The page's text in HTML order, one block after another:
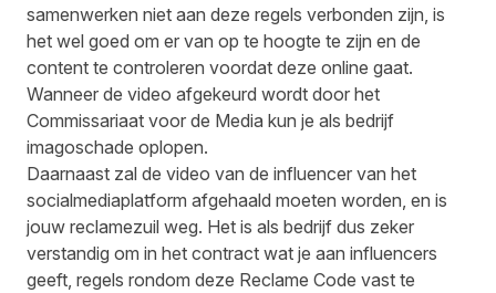
samenwerken niet aan deze regels verbonden zijn, is
het wel goed om er van op te hoogte te zijn en de
content te controleren voordat deze online gaat.
Wanneer de video afgekeurd wordt door het
Commissariaat voor de Media kun je als bedrijf
imagoschade oplopen.
Daarnaast zal de video van de influencer van het
socialmediaplatform afgehaald moeten worden, en is
jouw reclamezuil weg. Het is als bedrijf dus zeker
verstandig om in het contract wat je aan influencers
geeft, regels rondom deze Reclame Code vast te